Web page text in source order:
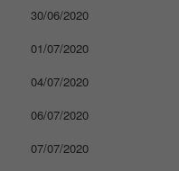
30/06/2020
01/07/2020
04/07/2020
06/07/2020
07/07/2020